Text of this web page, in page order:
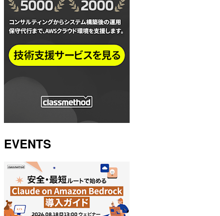
EVENTS